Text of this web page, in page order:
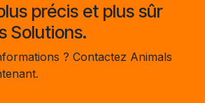
précis et plus sûr
Solutions.
? Contactez Animals